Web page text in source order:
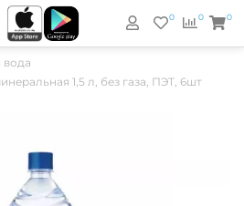
0
0 0
1,5 л, без газа, ПЭТ, 6шт